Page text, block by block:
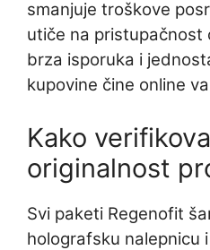
smanjuje troškove
utiče na pristupačnost
brza isporuka i
kupovine čine online
Kako
originalnost
Svi paketi Regenofit
holografsku nalepnicu